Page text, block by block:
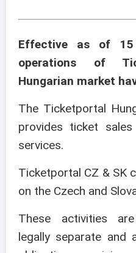
Effective as of 15
operations of
Hungarian market
The Ticketportal
provides ticket
services.
Ticketportal CZ & SK
on the Czech and
These activities
legally separate